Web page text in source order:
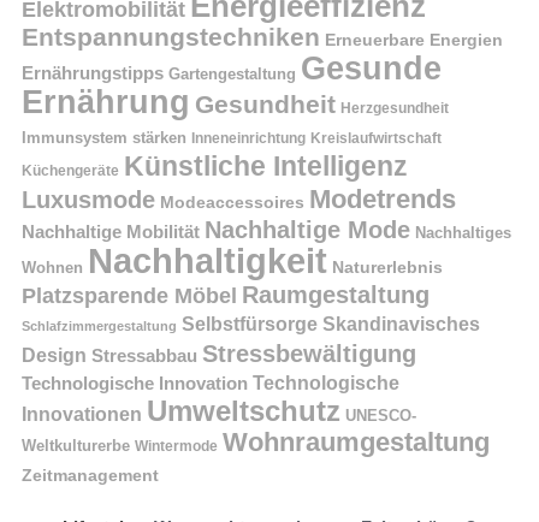
Elektromobilität
Entspannungstechniken Erneuerbare Energien
Ernährungstipps Gartengestaltung Gesunde
Ernährung Gesundheit Herzgesundheit
Immunsystem stärken Inneneinrichtung Kreislaufwirtschaft
Küchengeräte Künstliche Intelligenz
Luxusmode Modeaccessoires Modetrends
Nachhaltige Mobilität Nachhaltige Mode Nachhaltiges
Wohnen Nachhaltigkeit Naturerlebnis
Platzsparende Möbel Raumgestaltung
Schlafzimmergestaltung Selbstfürsorge Skandinavisches
Design Stressabbau Stressbewältigung
Technologische Innovation Technologische
Innovationen Umweltschutz UNESCO-
Weltkulturerbe Wintermode Wohnraumgestaltung
Zeitmanagement